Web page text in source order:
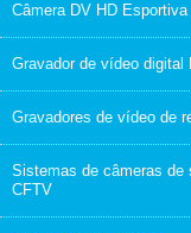
Câmera DV HD Esportiva
Gravador de vídeo digital
Gravadores de vídeo de
Sistemas de câmeras de
CFTV